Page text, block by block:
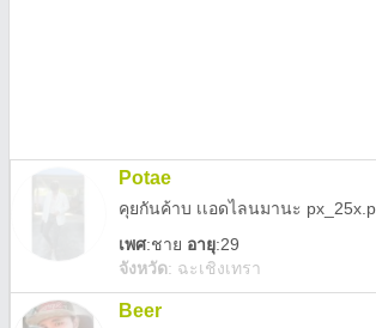
Potae
คุยกันค้าบ เเอดไลนมานะ px_25x.p
เพศ:ชาย อายุ:29
จังหวัด: ฉะเชิงเทรา
Beer